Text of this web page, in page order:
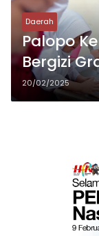
Daerah
Palopo
Bergizi
20/02/2025